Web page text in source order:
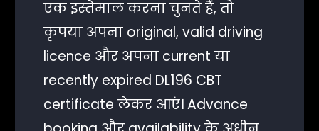
एक इस्तेमाल करना चुनते हैं, तो
कृपया अपना original, valid driving
licence और अपना current या
recently expired DL196 CBT
certificate लेकर आएं। Advance